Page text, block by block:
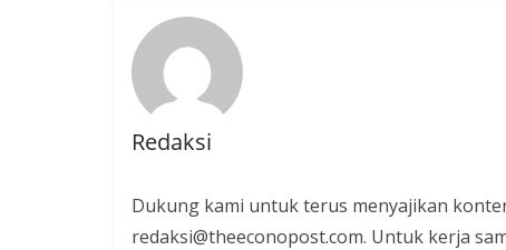
Redaksi
Dukung kami untuk terus menyajikan
redaksi@theeconopost.com. Untuk kerja